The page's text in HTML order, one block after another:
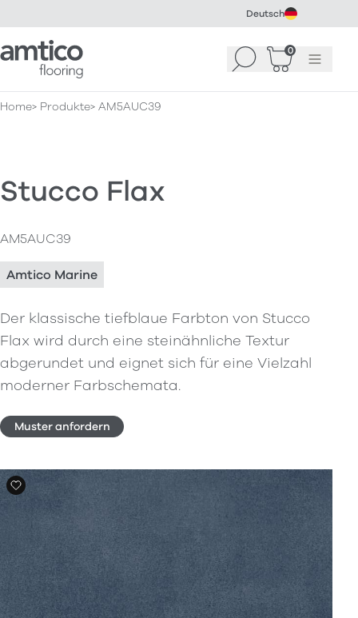
Deutsch
Amtico Flooring Suchen 0
WarenkorbMenü
Home Produkte AM5AUC39
Stucco Flax
AM5AUC39
Amtico Marine
Der klassische tiefblaue Farbton von Stucco
Flax wird durch eine steinähnliche Textur
abgerundet und eignet sich für eine Vielzahl
moderner Farbschemata.
Muster anfordern